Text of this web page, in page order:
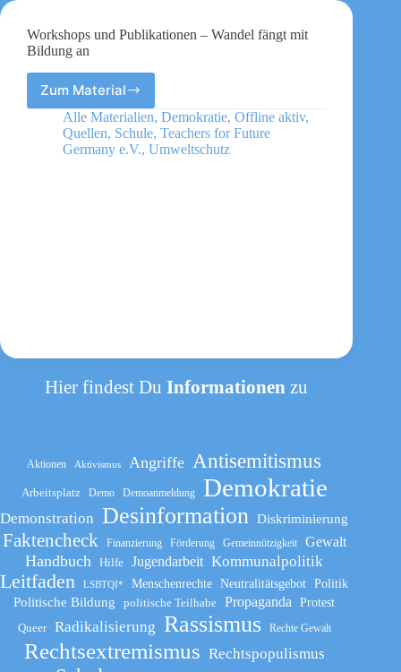
Workshops und Publikationen – Wandel fängt mit
Bildung an
Zum Material
Workshops
und
Publikationen
–
Alle Materialien, Demokratie, Offline aktiv,
Quellen, Schule, Teachers for Future
Germany e.V., Umweltschutz
Hier findest DuInformationenzu
Aktionen Aktivismus Angriffe Antisemitismus
Arbeitsplatz Demo Demoanmeldung Demokratie
Demonstration Desinformation Diskriminierung
Faktencheck Finanzierung Förderung Gemeinnützigkeit Gewalt
Handbuch Hilfe Jugendarbeit Kommunalpolitik
Leitfaden LSBTQI* Menschenrechte Neutralitätsgebot Politik
Politische Bildung politische Teilhabe Propaganda
Protest
Queer
Radikalisierung Rassismus Rechte Gewalt
Rechtsextremismus Rechtspopulismus